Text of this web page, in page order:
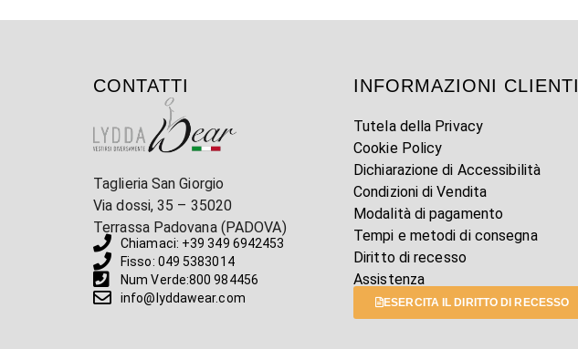
CONTATTI
Taglieria San Giorgio
Via dossi, 35 – 35020
Terrassa Padovana (PADOVA)
Chiamaci: +39 349 6942453
Fisso: 049 5383014
Num Verde:800 984456
info@lyddawear.com
INFORMAZIONI CLIENTI
Tutela della Privacy
Cookie Policy
Dichiarazione di Accessibilità
Condizioni di Vendita
Modalità di pagamento
Tempi e metodi di consegna
Diritto di recesso
Assistenza
ESERCITA IL DIRITTO DI RECESSO